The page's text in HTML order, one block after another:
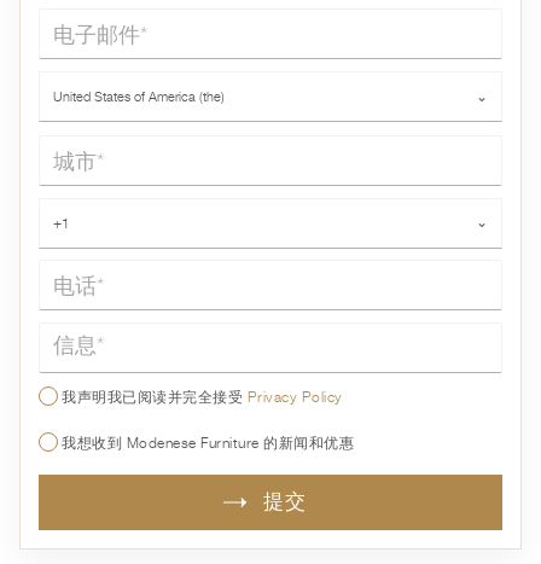
电子邮件*
United States of America (the) ⌄
城市*
+1 ⌄
信息*
我声明我已阅读并完全接受 Privacy Policy
我想收到 Modenese Furniture 的新闻和优惠
提交